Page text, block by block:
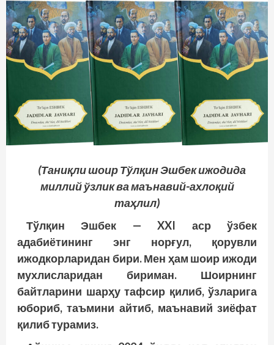
(Таниқли шоир Тўлқин Эшбек ижодида
миллий ўзлик ва маънавий-ахлоқий
таҳлил)
Тўлқин Эшбек — XXI аср ўзбек
адабиётининг энг норғул, қорувли
ижодкорларидан бири. Мен ҳам шоир ижоди
мухлисларидан бириман. Шоирнинг
байтларини шарҳу тафсир қилиб, ўзларига
юбориб, таъмини айтиб, маънавий зиёфат
қилиб турамиз.